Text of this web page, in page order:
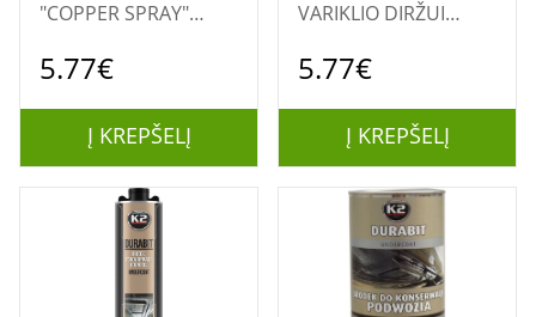
"COPPER SPRAY"
5.77€
Į KREPŠELĮ
VARIKLIO DIRŽUI
400ML.
5.77€
Į KREPŠELĮ